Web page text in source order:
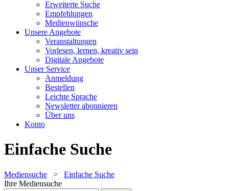
Erweiterte Suche
Empfehlungen
Medienwünsche
Unsere Angebote
Veranstaltungen
Vorlesen, lernen, kreativ sein
Digitale Angebote
Unser Service
Anmeldung
Bestellen
Leichte Sprache
Newsletter abonnieren
Über uns
Konto
Einfache Suche
Mediensuche > Einfache Suche
Ihre Mediensuche